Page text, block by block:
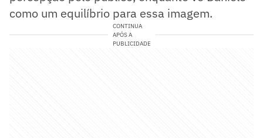
como um equilíbrio para essa imagem.
CONTINUA
APÓS A
PUBLICIDADE